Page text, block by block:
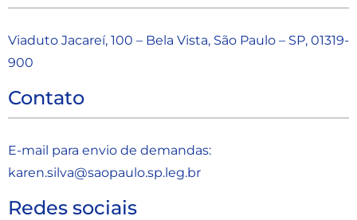
Viaduto Jacareí, 100 – Bela Vista, São Paulo – SP, 01319-
900
Contato
E-mail para envio de demandas:
karen.silva@saopaulo.sp.leg.br
Redes sociais